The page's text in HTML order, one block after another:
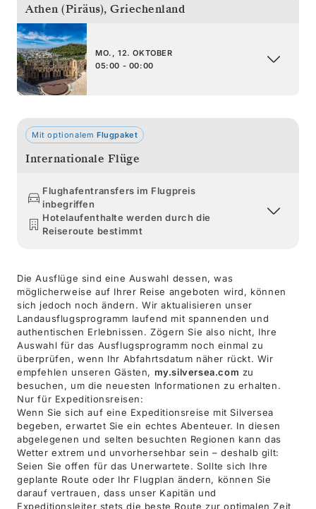
Athen (Piräus), Griechenland
MO., 12. OKTOBER
05:00 - 00:00
Mit optionalem Flugpaket
Internationale Flüge
Flughafentransfers im Flugpreis
inbegriffen
Hotelaufenthalte werden durch die
Reiseroute bestimmt
Die Ausflüge sind eine Auswahl dessen, was
möglicherweise auf Ihrer Reise angeboten wird, können
sich jedoch noch ändern. Wir aktualisieren unser
Landausflugsprogramm laufend mit spannenden und
authentischen Erlebnissen. Zögern Sie also nicht, Ihre
Auswahl für das Ausflugsprogramm noch einmal zu
überprüfen, wenn Ihr Abfahrtsdatum näher rückt. Wir
empfehlen unseren Gästen, my.silversea.com zu
besuchen, um die neuesten Informationen zu erhalten.
Nur für Expeditionsreisen:
Wenn Sie sich auf eine Expeditionsreise mit Silversea
begeben, erwartet Sie ein echtes Abenteuer. In diesen
abgelegenen und selten besuchten Regionen kann das
Wetter extrem und unvorhersehbar sein – deshalb gilt:
Seien Sie offen für das Unerwartete. Sollte sich Ihre
geplante Route oder Ihr Flugplan ändern, können Sie
darauf vertrauen, dass unser Kapitän und
Expeditionsleiter stets die beste Route zur optimalen Zeit